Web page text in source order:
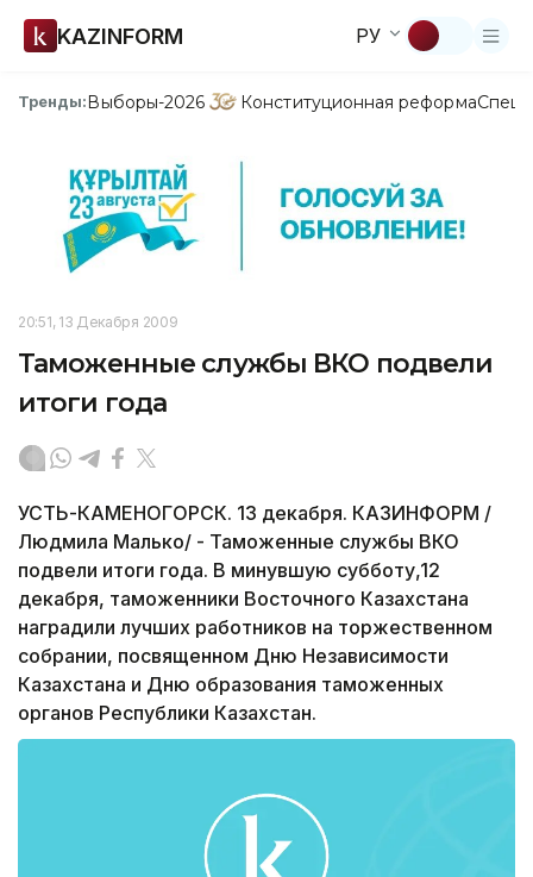
KAZINFORM РУ
Тренды:Выборы-2026 Конституционная реформа
20:51, 13 Декабря 2009
Таможенные службы ВКО подвели
итоги года
УСТЬ-КАМЕНОГОРСК. 13 декабря. КАЗИНФОРМ /
Людмила Малько/ - Таможенные службы ВКО
подвели итоги года. В минувшую субботу,12
декабря, таможенники Восточного Казахстана
наградили лучших работников на торжественном
собрании, посвященном Дню Независимости
Казахстана и Дню образования таможенных
органов Республики Казахстан.